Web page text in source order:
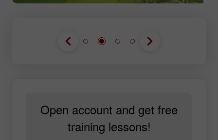
Open account and get free
training lessons!